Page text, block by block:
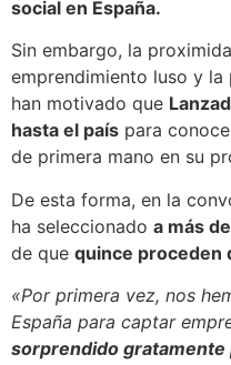
social en España.
Sin embargo, la
emprendimiento luso y
han motivado que
hasta el país para
de primera mano en su
De esta forma, en la
ha seleccionado a más
de que quince proceden
«Por primera vez, nos
España para captar
sorprendido gratamente